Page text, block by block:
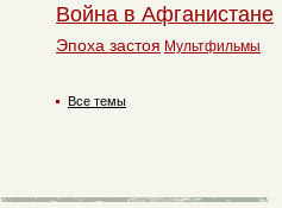
Война в Афганистане
Эпоха застоя Мультфильмы
Все темы